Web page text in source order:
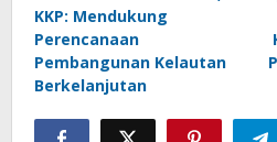
KKP: Mendukung
Perencanaan
Pembangunan Kelautan
Berkelanjutan